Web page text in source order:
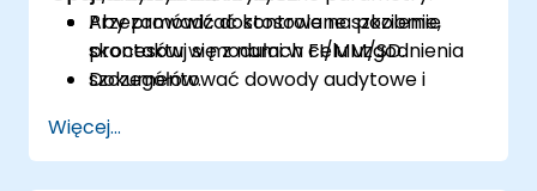
Przeprowadzać kontrole na poziomie
procesów w modułach FI/MM/SD.
Dokumentować dowody audytowe i
audytowe.
Aby zamówić dostosowane szkolenie,
skontaktuj się z nami w celu uzgodnienia
szczegółów.
Więcej...